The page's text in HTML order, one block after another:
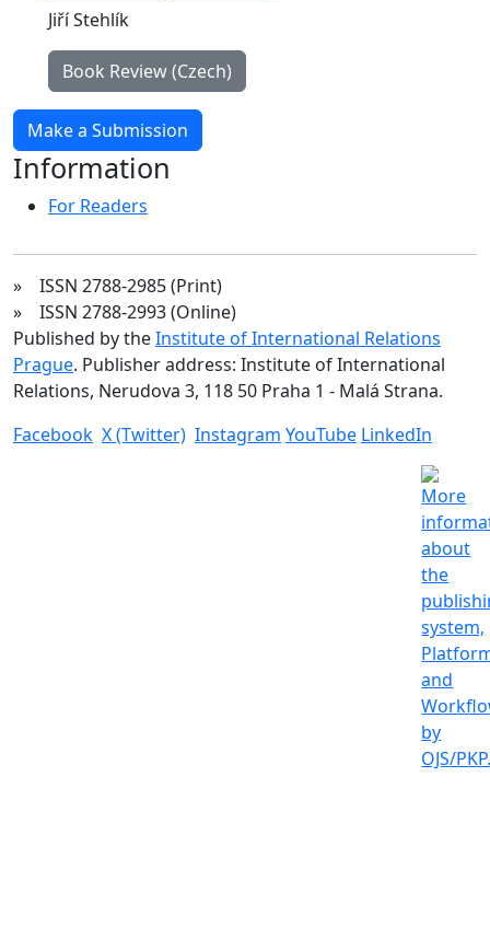
Jiří Stehlík
Book Review (Czech)
Make a Submission
Information
For Readers
» ISSN 2788-2985 (Print)
» ISSN 2788-2993 (Online)
Published by theInstitute of International Relations
Prague. Publisher address: Institute of International
Relations, Nerudova 3, 118 50 Praha 1 - Malá Strana.
Facebook X (Twitter) Instagram YouTube LinkedIn